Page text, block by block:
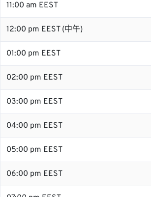
11:00 am EEST
12:00 pm EEST (中午)
01:00 pm EEST
02:00 pm EEST
03:00 pm EEST
04:00 pm EEST
05:00 pm EEST
06:00 pm EEST